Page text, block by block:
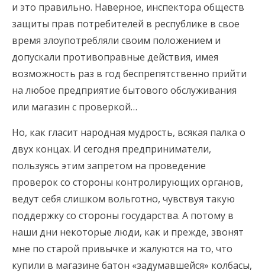
и это правильно. Наверное, инспектора обществ
защиты прав потребителей в республике в свое
время злоупотребляли своим положением и
допускали противоправные действия, имея
возможность раз в год беспрепятственно прийти
на любое предприятие бытового обслуживания
или магазин с проверкой…
Но, как гласит народная мудрость, всякая палка о
двух концах. И сегодня предприниматели,
пользуясь этим запретом на проведение
проверок со стороны контролирующих органов,
ведут себя слишком вольготно, чувствуя такую
поддержку со стороны государства. А потому в
наши дни некоторые люди, как и прежде, звонят
мне по старой привычке и жалуются на то, что
купили в магазине батон «задумавшейся» колбасы,